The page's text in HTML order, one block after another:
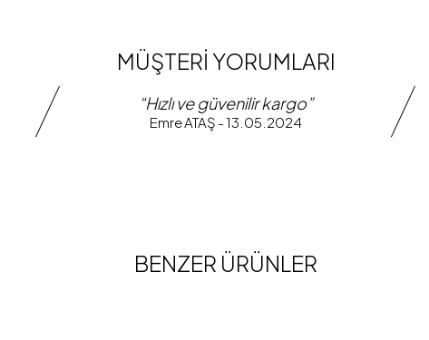
MÜŞTERİ YORUMLARI
“Hızlı ve güvenilir kargo”
Emre ATAŞ - 13.05.2024
BENZER ÜRÜNLER